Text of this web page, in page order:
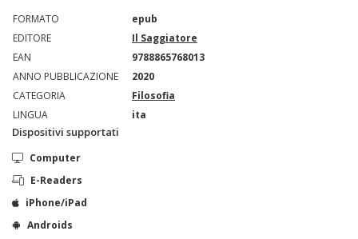
FORMATO
epub
EDITORE
Il Saggiatore
EAN
9788865768013
ANNO PUBBLICAZIONE
2020
CATEGORIA
Filosofia
LINGUA
ita
Dispositivi supportati
Computer
E-Readers
iPhone/iPad
Androids